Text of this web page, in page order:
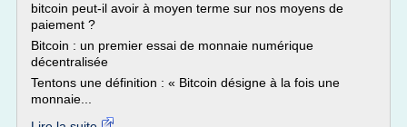
bitcoin peut-il avoir à moyen terme sur nos moyens de
paiement ?
Bitcoin : un premier essai de monnaie numérique
décentralisée
Tentons une définition : « Bitcoin désigne à la fois une
monnaie...